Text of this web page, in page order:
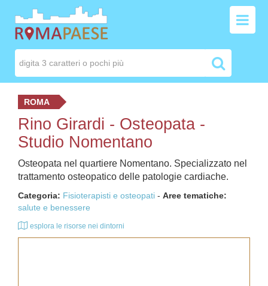
ROMA
Rino Girardi - Osteopata -
Studio Nomentano
Osteopata nel quartiere Nomentano. Specializzato nel
trattamento osteopatico delle patologie cardiache.
Categoria: Fisioterapisti e osteopati - Aree tematiche:
salute e benessere
esplora le risorse nei dintorni